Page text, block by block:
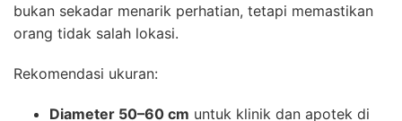
bukan sekadar menarik perhatian, tetapi memastikan
orang tidak salah lokasi.
Rekomendasi ukuran:
Diameter 50–60 cm untuk klinik dan apotek di